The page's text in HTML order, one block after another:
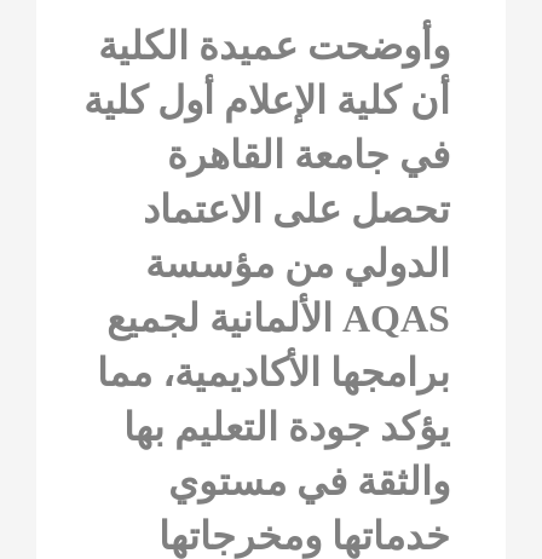
وأوضحت عميدة الكلية
أن كلية الإعلام أول كلية
في جامعة القاهرة
تحصل على الاعتماد
الدولي من مؤسسة
AQAS الألمانية لجميع
برامجها الأكاديمية، مما
يؤكد جودة التعليم بها
والثقة في مستوي
خدماتها ومخرجاتها